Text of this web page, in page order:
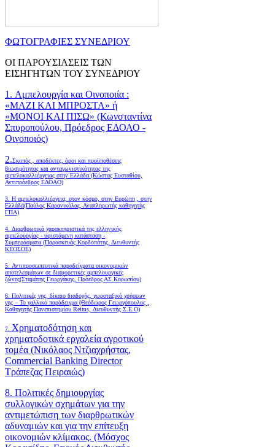
ΦΩΤΟΓΡΑΦΙΕΣ ΣΥΝΕΔΡΙΟΥ
ΟΙ ΠΑΡΟΥΣΙΑΣΕΙΣ ΤΩΝ
ΕΙΣΗΓΗΤΩΝ ΤΟΥ ΣΥΝΕΔΡΙΟΥ
1. Αμπελουργία και Οινοποιία :
«ΜΑΖΙ ΚΑΙ ΜΠΡΟΣΤΑ» ή
«ΜΟΝΟΙ ΚΑΙ ΠΙΣΩ» (Κωνσταντίνα
Σπυροπούλου, Πρόεδρος ΕΔΟΑΟ -
Οινοποιός)
2.Σκοπός , αποδέκτες, όροι και προϋποθέσεις
βιωσιμότητας και ανταγωνιστικότητας της
αμπελοκαλλιέργειας στην Ελλάδα (Κώστας Ευσταθίου,
Αντιπρόεδρος ΕΔΟΑΟ)
3. Η αμπελοκαλλιέργεια, στον κόσμο, στην Ευρώπη , στην
Ελλάδα(Παύλος Καρανικόλας, Αναπληρωτής καθηγητής
ΓΠΑ)
4. Διαρθρωτικά χαρακτηριστικά της ελληνικής
αμπελουργίας - υφιστάμενη κατάσταση -
Συμπεράσματα (Παρασκευάς Κορδοπάτης, Διευθυντής
ΚΕΟΣΟΕ)
5. Αντιπροσωπευτικά παραδείγματα οικονομικών
αποτελεσμάτων σε διαφορετικές αμπελουργικές
ζώνες(Σταμάτης Γεωργάκης, Πρόεδρος ΑΣ Κορωπίου)
6. Πολιτικές γης, δίκαιο διαδοχής, χωροταξικό χρήσεων
γης – Το γαλλικό παράδειγμα (Θεόδωρος Γεωργόπουλος ,
Καθηγητής Πανεπιστημίου Reims, Διευθυντής Σ.Ε.Ο)
7. Χρηματοδότηση και
χρηματοδοτικά εργαλεία αγροτικού
τομέα (Νικόλαος Ντζιαχρήστας,
Commercial Banking Director
Τράπεζας Πειραιώς)
8. Πολιτικές δημιουργίας
συλλογικών σχημάτων για την
αντιμετώπιση των διαρθρωτικών
αδυναμιών και για την επίτευξη
οικονομιών κλίμακος. (Μόσχος